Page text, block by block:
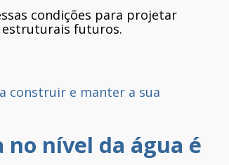
condições para projetar
estruturais futuros.
construir e manter a sua
nível da água é